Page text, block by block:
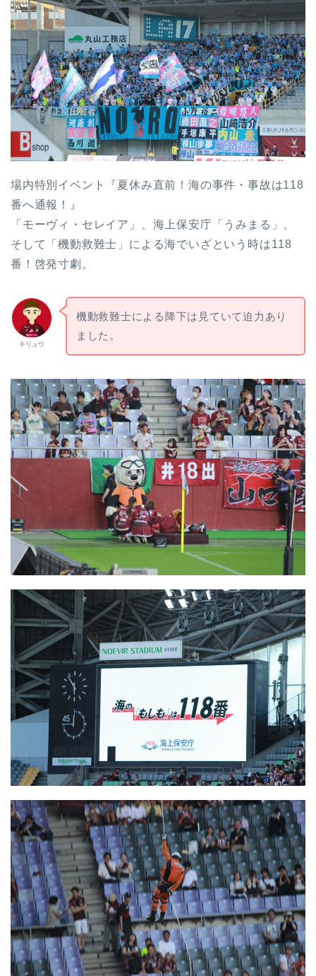
場内特別イベント『夏休み直前！海の事件・事故は118
番へ通報！』
「モーヴィ・セレイア」、海上保安庁「うみまる」、
そして「機動救難士」による海でいざという時は118
番！啓発寸劇。
キリュウ
機動救難士による降下は見ていて迫力あり
ました。